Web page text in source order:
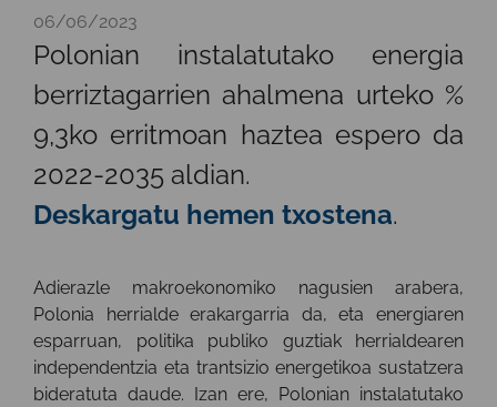
06/06/2023
Polonian instalatutako energia
berriztagarrien ahalmena urteko %
9,3ko erritmoan haztea espero da
2022-2035 aldian.
Deskargatu hemen txostena.
Adierazle makroekonomiko nagusien arabera,
Polonia herrialde erakargarria da, eta energiaren
esparruan, politika publiko guztiak herrialdearen
independentzia eta trantsizio energetikoa sustatzera
bideratuta daude. Izan ere, Polonian instalatutako